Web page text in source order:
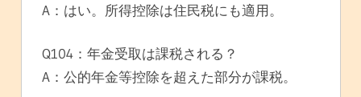
A：はい。所得控除は住民税にも適用。
Q104：年金受取は課税される？
A：公的年金等控除を超えた部分が課税。